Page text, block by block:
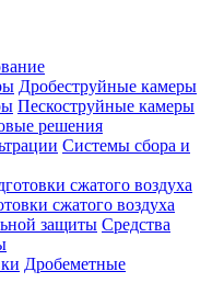
Дробеструйные камеры
Пескоструйные камеры
решения
Системы сбора и
сжатого воздуха
Средства
Дробеметные